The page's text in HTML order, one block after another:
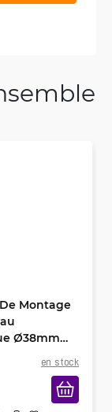
Montage
Ø38mm
en stock